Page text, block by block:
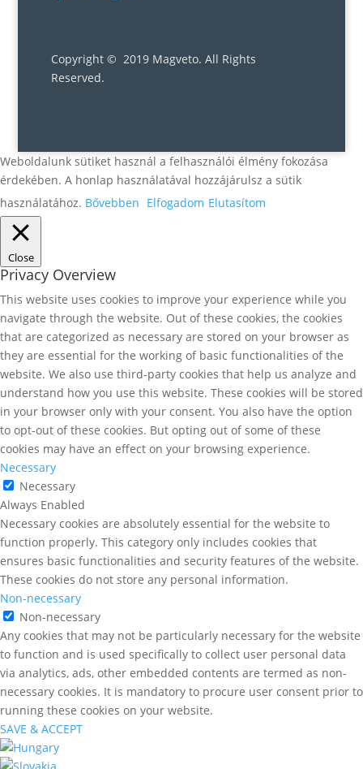
Copyright © 2019 Magveto. All Rights
Reserved.
Weboldalunk sütiket használ a felhasználói élmény fokozása
érdekében. A honlap használatával hozzájárulsz a sütik
használatához. Bővebben Elfogadom Elutasítom
Close
Privacy Overview
This website uses cookies to improve your experience while you
navigate through the website. Out of these cookies, the cookies
that are categorized as necessary are stored on your browser as
they are essential for the working of basic functionalities of the
website. We also use third-party cookies that help us analyze and
understand how you use this website. These cookies will be stored
in your browser only with your consent. You also have the option
to opt-out of these cookies. But opting out of some of these
cookies may have an effect on your browsing experience.
Necessary
Necessary
Always Enabled
Necessary cookies are absolutely essential for the website to
function properly. This category only includes cookies that
ensures basic functionalities and security features of the website.
These cookies do not store any personal information.
Non-necessary
Non-necessary
Any cookies that may not be particularly necessary for the website
to function and is used specifically to collect user personal data
via analytics, ads, other embedded contents are termed as non-
necessary cookies. It is mandatory to procure user consent prior to
running these cookies on your website.
SAVE & ACCEPT